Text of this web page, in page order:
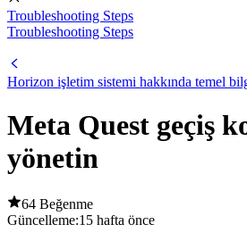
Troubleshooting Steps
Troubleshooting Steps
Horizon işletim sistemi hakkında temel
Meta Quest geçiş
yönetin
64 Beğenme
Güncelleme:15 hafta önce